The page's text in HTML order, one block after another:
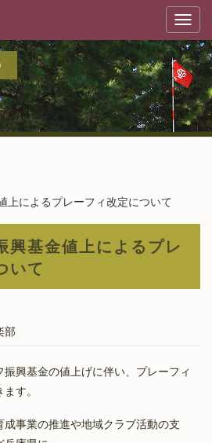
T
g
g
l
e
n
a
v
i
a
垂
上によるプレーフィ改定について
興基金値上によるプレ
いて
部
興基金の値上げに伴い、プレーフィ
す。
事業の推進や地域クラブ活動の支